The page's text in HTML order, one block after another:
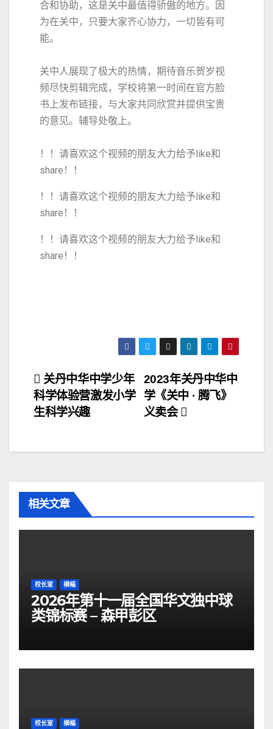
合和协助，这是关中最值得骄傲的地方。因
为在关中，只要大家齐心协力，一切皆有可
能。
关中人展现了极大的热情，期待音乐贺岁视
频尽快剪辑完成，学校将第一时间在官方脸
书上发布链接，与大家共同欣赏并提供宝贵
的意见。辅导处敬上。
！！请喜欢这个视频的朋友大力给予like和
share！！
！！请喜欢这个视频的朋友大力给予like和
share！！
！！请喜欢这个视频的朋友大力给予like和
share！！
2023年关丹中华中
学《关中 · 腾飞》
义卖会
关丹中华中学少年
科学体验营激发小学
生科学兴趣
相关文章
校长室 横幅
2026年第十一届全国华文独中球
类锦标赛 – 森甲彭区
校长室 横幅